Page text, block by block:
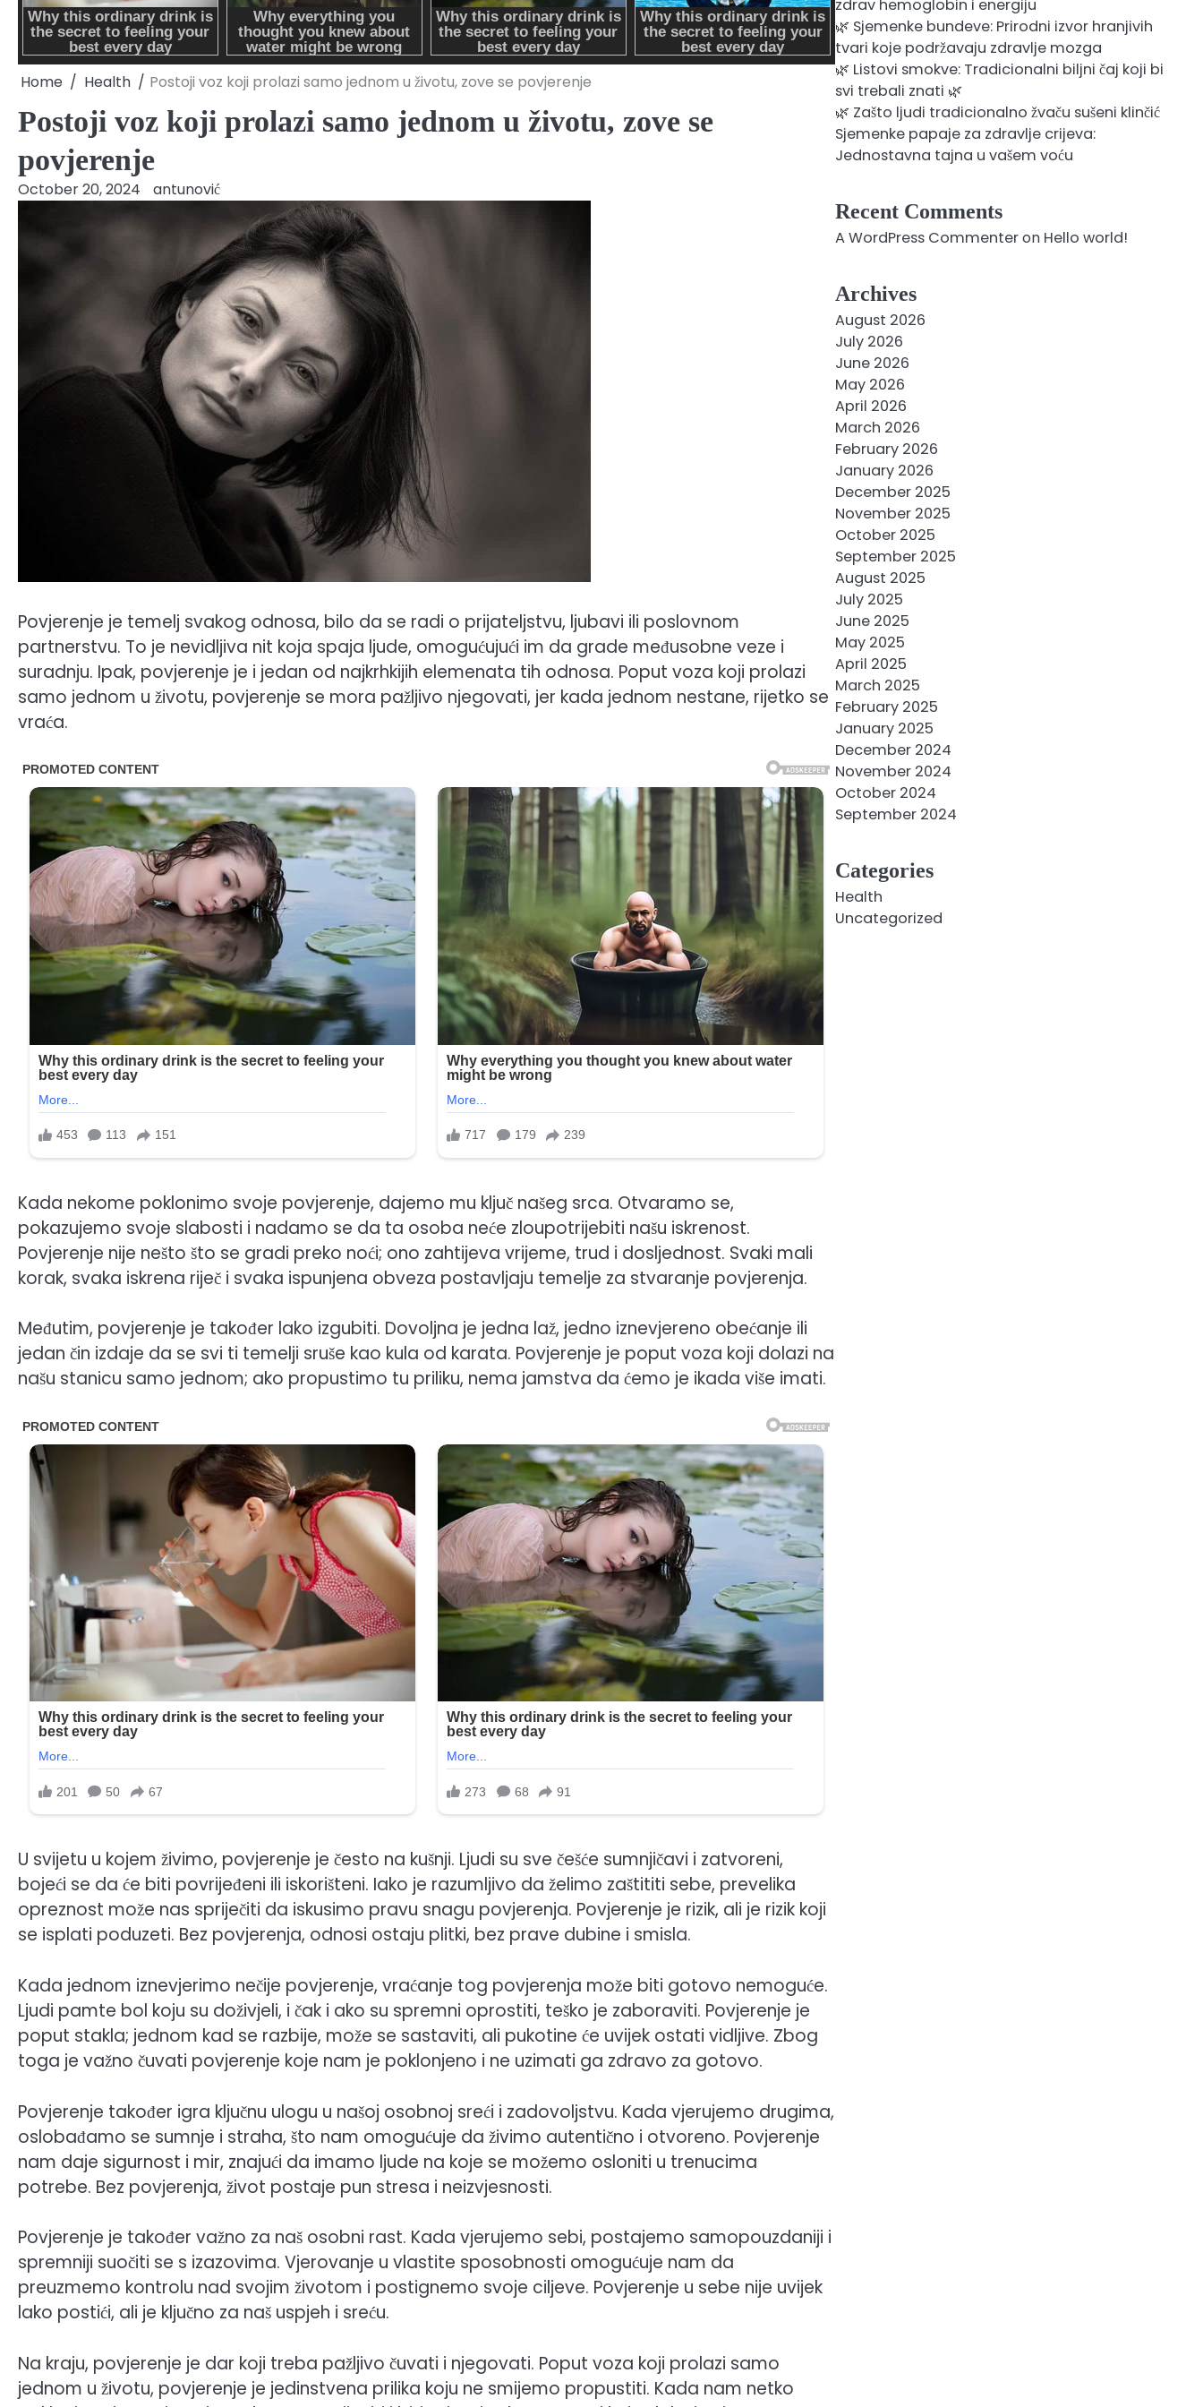
Home Health Postoji voz koji prolazi samo jednom u životu, zove se povjerenje
Postoji voz koji prolazi samo jednom u životu, zove se
povjerenje
October 20, 2024 antunović
Povjerenje je temelj svakog odnosa, bilo da se radi o prijateljstvu, ljubavi ili poslovnom
partnerstvu. To je nevidljiva nit koja spaja ljude, omogućujući im da grade međusobne veze i
suradnju. Ipak, povjerenje je i jedan od najkrhkijih elemenata tih odnosa. Poput voza koji prolazi
samo jednom u životu, povjerenje se mora pažljivo njegovati, jer kada jednom nestane, rijetko se
vraća.
Kada nekome poklonimo svoje povjerenje, dajemo mu ključ našeg srca. Otvaramo se,
pokazujemo svoje slabosti i nadamo se da ta osoba neće zloupotrijebiti našu iskrenost.
Povjerenje nije nešto što se gradi preko noći; ono zahtijeva vrijeme, trud i dosljednost. Svaki mali
korak, svaka iskrena riječ i svaka ispunjena obveza postavljaju temelje za stvaranje povjerenja.
Međutim, povjerenje je također lako izgubiti. Dovoljna je jedna laž, jedno iznevjereno obećanje ili
jedan čin izdaje da se svi ti temelji sruše kao kula od karata. Povjerenje je poput voza koji dolazi na
našu stanicu samo jednom; ako propustimo tu priliku, nema jamstva da ćemo je ikada više imati.
U svijetu u kojem živimo, povjerenje je često na kušnji. Ljudi su sve češće sumnjičavi i zatvoreni,
bojeći se da će biti povrijeđeni ili iskorišteni. Iako je razumljivo da želimo zaštititi sebe, prevelika
opreznost može nas spriječiti da iskusimo pravu snagu povjerenja. Povjerenje je rizik, ali je rizik koji
se isplati poduzeti. Bez povjerenja, odnosi ostaju plitki, bez prave dubine i smisla.
Kada jednom iznevjerimo nečije povjerenje, vraćanje tog povjerenja može biti gotovo nemoguće.
Ljudi pamte bol koju su doživjeli, i čak i ako su spremni oprostiti, teško je zaboraviti. Povjerenje je
poput stakla; jednom kad se razbije, može se sastaviti, ali pukotine će uvijek ostati vidljive. Zbog
toga je važno čuvati povjerenje koje nam je poklonjeno i ne uzimati ga zdravo za gotovo.
Povjerenje također igra ključnu ulogu u našoj osobnoj sreći i zadovoljstvu. Kada vjerujemo drugima,
oslobađamo se sumnje i straha, što nam omogućuje da živimo autentično i otvoreno. Povjerenje
nam daje sigurnost i mir, znajući da imamo ljude na koje se možemo osloniti u trenucima
potrebe. Bez povjerenja, život postaje pun stresa i neizvjesnosti.
Povjerenje je također važno za naš osobni rast. Kada vjerujemo sebi, postajemo samopouzdaniji i
spremniji suočiti se s izazovima. Vjerovanje u vlastite sposobnosti omogućuje nam da
preuzmemo kontrolu nad svojim životom i postignemo svoje ciljeve. Povjerenje u sebe nije uvijek
lako postići, ali je ključno za naš uspjeh i sreću.
Na kraju, povjerenje je dar koji treba pažljivo čuvati i njegovati. Poput voza koji prolazi samo
jednom u životu, povjerenje je jedinstvena prilika koju ne smijemo propustiti. Kada nam netko
zdrav hemoglobin i energiju
🌿 Sjemenke bundeve: Prirodni izvor hranjivih
tvari koje podržavaju zdravlje mozga
🌿 Listovi smokve: Tradicionalni biljni čaj koji bi
svi trebali znati 🌿
🌿 Zašto ljudi tradicionalno žvaču sušeni klinčić
Sjemenke papaje za zdravlje crijeva:
Jednostavna tajna u vašem voću
Recent Comments
A WordPress Commenteron Hello world!
Archives
August 2026
July 2026
June 2026
May 2026
April 2026
March 2026
February 2026
January 2026
December 2025
November 2025
October 2025
September 2025
August 2025
July 2025
June 2025
May 2025
April 2025
March 2025
February 2025
January 2025
December 2024
November 2024
October 2024
September 2024
Categories
Health
Uncategorized